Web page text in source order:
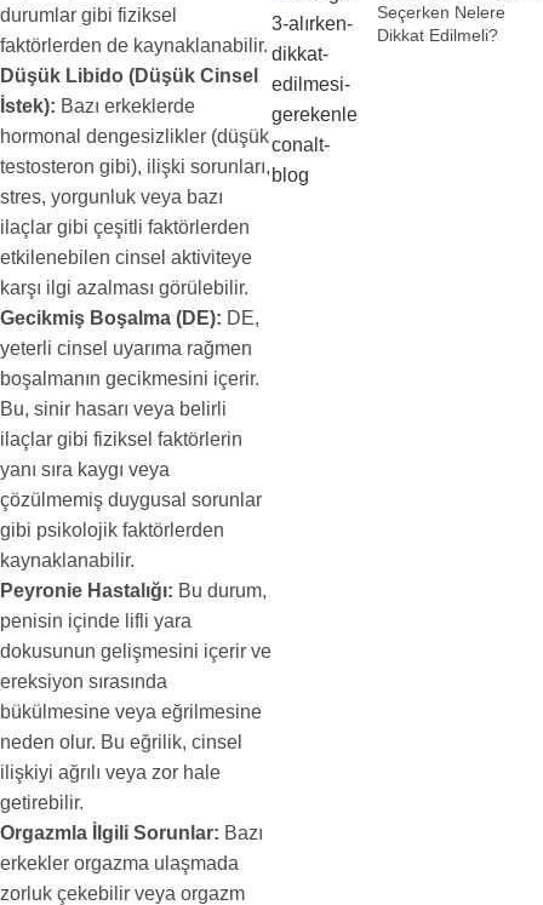
durumlar gibi fiziksel
faktörlerden de kaynaklanabilir.
Düşük Libido (Düşük Cinsel
İstek): Bazı erkeklerde
hormonal dengesizlikler (düşük
testosteron gibi), ilişki sorunları,
stres, yorgunluk veya bazı
ilaçlar gibi çeşitli faktörlerden
etkilenebilen cinsel aktiviteye
karşı ilgi azalması görülebilir.
Gecikmiş Boşalma (DE): DE,
yeterli cinsel uyarıma rağmen
boşalmanın gecikmesini içerir.
Bu, sinir hasarı veya belirli
ilaçlar gibi fiziksel faktörlerin
yanı sıra kaygı veya
çözülmemiş duygusal sorunlar
gibi psikolojik faktörlerden
kaynaklanabilir.
Peyronie Hastalığı: Bu durum,
penisin içinde lifli yara
dokusunun gelişmesini içerir ve
ereksiyon sırasında
bükülmesine veya eğrilmesine
neden olur. Bu eğrilik, cinsel
ilişkiyi ağrılı veya zor hale
getirebilir.
Orgazmla İlgili Sorunlar: Bazı
erkekler orgazma ulaşmada
zorluk çekebilir veya orgazm
Seçerken Nelere
Dikkat Edilmeli?